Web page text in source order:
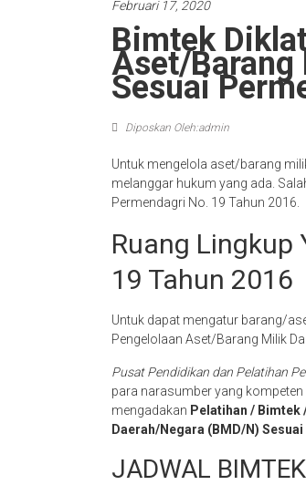
Februari 17, 2020
Bimtek
Aset/Barang
Sesuai
Diposkan Oleh:admin
Untuk mengelola aset/barang
melanggar hukum yang ada.
Permendagri No. 19 Tahun 2016.
Ruang Lingkup
19 Tahun 2016
Untuk dapat mengatur barang/
Pengelolaan Aset/Barang Milik
Pusat Pendidikan dan Pelatihan
para narasumber yang
mengadakan Pelatihan / Bimtek
Daerah/Negara (BMD/N)
JADWAL